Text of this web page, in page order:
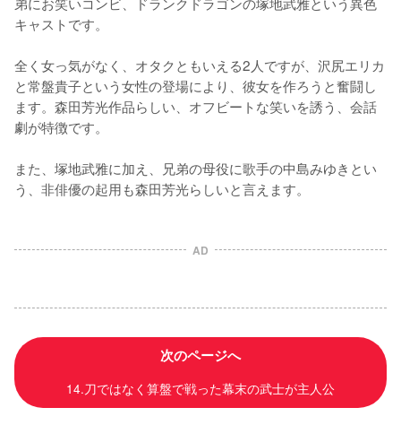
キャストです。
全く女っ気がなく、オタクともいえる2人ですが、沢尻エリカ
と常盤貴子という女性の登場により、彼女を作ろうと奮闘し
ます。森田芳光作品らしい、オフビートな笑いを誘う、会話
劇が特徴です。
また、塚地武雅に加え、兄弟の母役に歌手の中島みゆきとい
う、非俳優の起用も森田芳光らしいと言えます。
AD
次のページへ
14.刀ではなく算盤で戦った幕末の武士が主人公